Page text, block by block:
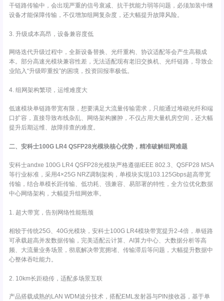
干链路传输中，会出现严重的信号衰减、抗干扰能力弱等问题，必须加装中继
设备才能保障传输，不仅增加组网复杂度，还大幅提升故障风险。
3. 升级成本高昂，设备兼容度低
网络迭代升级过程中，全新设备替换、光纤重构、协议适配等会产生高额成
本。部分高速光模块兼容性差，无法适配现有老旧交换机、光纤链路，导致企
业陷入“升级即重投”的困境，投资回报率极低。
4. 组网架构繁琐，运维难度大
低速模块单链路带宽有限，想要满足大流量传输需求，只能通过堆砌光纤和端
口扩容，直接导致布线杂乱、网络架构臃肿，不仅占用大量机房空间，还大幅
提升后期运维、故障排查的难度。
二、安科士100G LR4 QSFP28光模块核心优势，精准破解组网难题
安科士andxe 100G LR4 QSFP28光模块严格遵循IEEE 802.3、QSFP28 MSA
等行业标准，采用4×25G NRZ调制架构，单模块实现103.125Gbps超高带宽
传输，结合单模长距传输、低功耗、强兼容、易部署的特性，全方位优化数据
中心网络架构，大幅提升组网效率。
1. 超大带宽，告别网络性能瓶颈
相较于传统25G、40G光模块，安科士100G LR4模块带宽提升2-4倍，单链路
可承载超高并发数据传输，完美适配云计算、AI算力中心、大数据分析等高
频、大流量业务场景，彻底解决带宽拥堵、传输滞后等问题，大幅提升数据中
心整体吞吐能力。
2. 10km长距稳传，适配多场景互联
产品搭载成熟的LAN WDM波分技术，搭配EML发射器与PIN接收器，基于单